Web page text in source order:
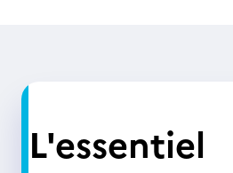
L'essentiel